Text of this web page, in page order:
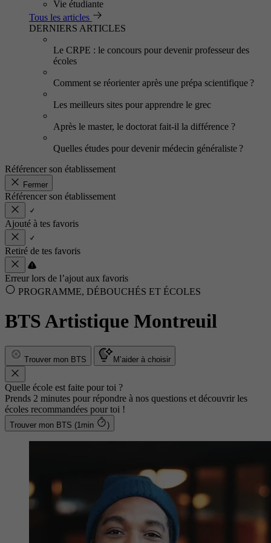
Vie étudiante
Tous les articles
DERNIERS ARTICLES
Le CRPE : le concours pour devenir professeur des
écoles
Comment se réorienter après une prépa scientifique ?
Les meilleurs sites pour apprendre le grec
Après le master, le doctorat fait-il la différence ?
Quelles études pour devenir médecin généraliste ?
Référencer son établissement
Fermer
Référencer son établissement
Ajouté à tes favoris
Retiré de tes favoris
Erreur lors de l’ajout aux favoris
PROGRAMME, DÉBOUCHÉS ET ÉCOLES
BTS Artistique Montreuil
Trouver mon BTS M’aider à choisir
Quelle école est faite pour toi ?
Prends 2 minutes pour répondre à nos questions et découvrir les
écoles recommandées pour toi !
Trouver mon BTS (1min )